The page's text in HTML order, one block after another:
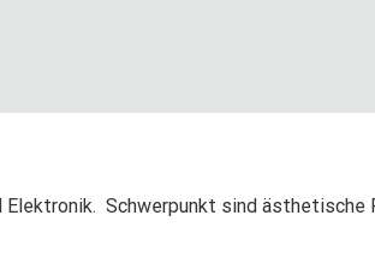
Schwerpunkt sind